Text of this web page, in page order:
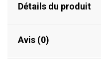
Détails du produit
Avis (0)